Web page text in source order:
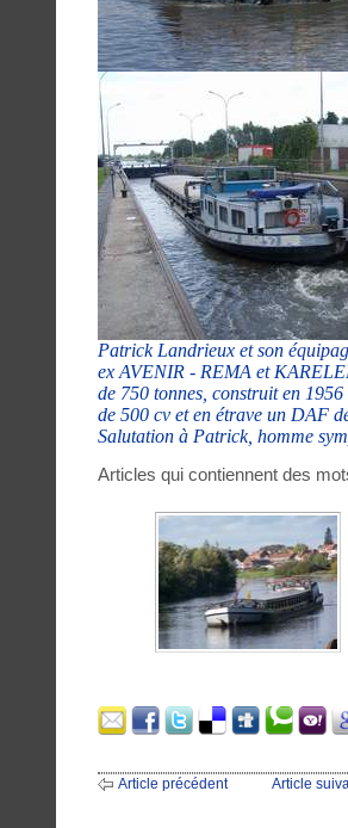
Patrick Landrieux et son
ex AVENIR - REMA et
de 750 tonnes, construit en
de 500 cv et en étrave un DAF
Salutation à Patrick, homme
Articles qui contiennent des
Article précédent Article